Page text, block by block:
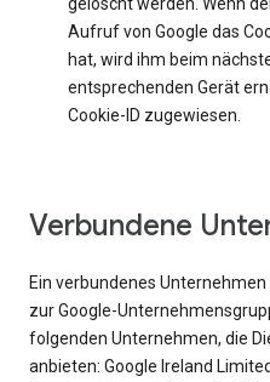
gelöscht werden. Wenn
Aufruf von Google das
hat, wird ihm beim
entsprechenden Gerät
Cookie-ID zugewiesen.
Verbundene
Ein verbundenes
zur Google-
folgenden Unternehmen, die
anbieten: Google Ireland